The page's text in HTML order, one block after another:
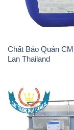
Chất Bảo Quản
Lan Thailand